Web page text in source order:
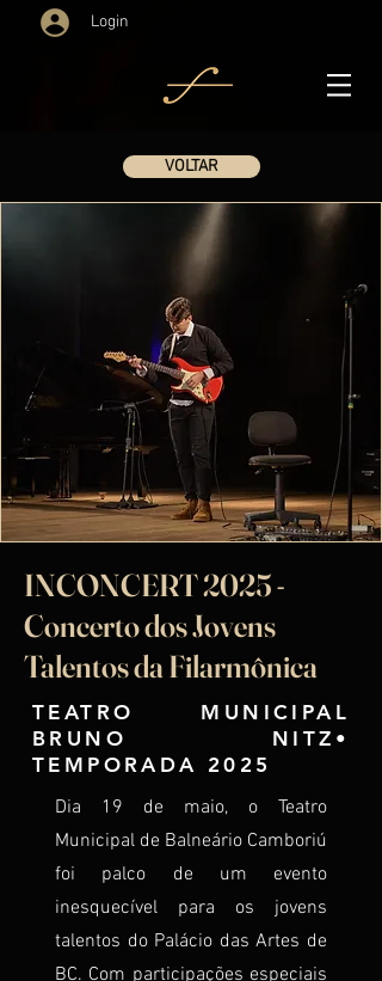
Login
VOLTAR
INCONCERT 2025 -
Concerto dos Jovens
Talentos da Filarmônica
TEATRO MUNICIPAL
BRUNO NITZ•
TEMPORADA 2025
Dia 19 de maio, o Teatro
Municipal de Balneário Camboriú
foi palco de um evento
inesquecível para os jovens
talentos do Palácio das Artes de
BC. Com participações especiais